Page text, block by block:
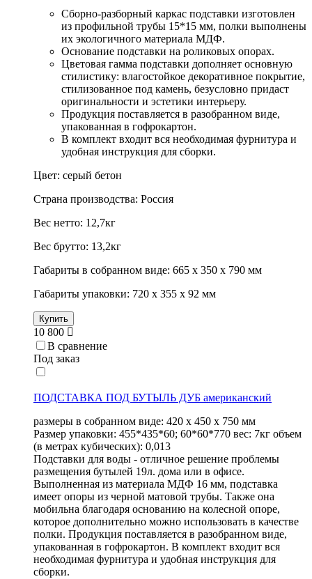
Сборно-разборный каркас подставки изготовлен
из профильной трубы 15*15 мм, полки выполнены
их экологичного материала МДФ.
Основание подставки на роликовых опорах.
Цветовая гамма подставки дополняет основную
стилистику: влагостойкое декоративное покрытие,
стилизованное под камень, безусловно придаст
оригинальности и эстетики интерьеру.
Продукция поставляется в разобранном виде,
упакованная в гофрокартон.
В комплект входит вся необходимая фурнитура и
удобная инструкция для сборки.
Цвет: серый бетон
Страна производства: Россия
Вес нетто: 12,7кг
Вес брутто: 13,2кг
Габариты в собранном виде: 665 х 350 х 790 мм
Габариты упаковки: 720 х 355 х 92 мм
Купить
10 800
В сравнение
Под заказ
ПОДСТАВКА ПОД БУТЫЛЬ ДУБ американский
размеры в собранном виде: 420 х 450 х 750 мм
Размер упаковки: 455*435*60; 60*60*770 вес: 7кг объем
(в метрах кубических): 0,013
Подставки для воды - отличное решение проблемы
размещения бутылей 19л. дома или в офисе.
Выполненная из материала МДФ 16 мм, подставка
имеет опоры из черной матовой трубы. Также она
мобильна благодаря основанию на колесной опоре,
которое дополнительно можно использовать в качестве
полки. Продукция поставляется в разобранном виде,
упакованная в гофрокартон. В комплект входит вся
необходимая фурнитура и удобная инструкция для
сборки.